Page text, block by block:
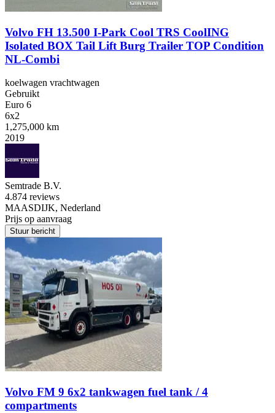
Volvo FH 13.500 I-Park Cool TRS CoolING
Isolated BOX Tail Lift Burg Trailer TOP Condition
NL-Combi
koelwagen vrachtwagen
Gebruikt
Euro 6
6x2
1,275,000 km
2019
Semtrade B.V.
4.874 reviews
MAASDIJK, Nederland
Prijs op aanvraag
Stuur bericht
Volvo FM 9 6x2 tankwagen fuel tank / 4
compartments